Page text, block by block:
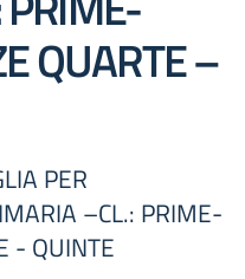
QUARTE –
PER
–CL.: PRIME-
- QUINTE